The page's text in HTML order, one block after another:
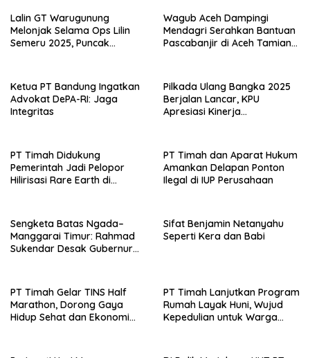
Lalin GT Warugunung
Melonjak Selama Ops Lilin
Semeru 2025, Puncak
Wagub Aceh Dampingi
Mendagri Serahkan Bantuan
Pascabanjir di Aceh Tamiang
Ketua PT Bandung Ingatkan
Advokat DePA-RI: Jaga
Integritas
Pilkada Ulang Bangka 2025
Berjalan Lancar, KPU
Apresiasi Kinerja
PT Timah Didukung
Pemerintah Jadi Pelopor
Hilirisasi Rare Earth di
PT Timah dan Aparat Hukum
Amankan Delapan Ponton
Ilegal di IUP Perusahaan
Sengketa Batas Ngada–
Manggarai Timur: Rahmad
Sukendar Desak Gubernur
Sifat Benjamin Netanyahu
Seperti Kera dan Babi
PT Timah Gelar TINS Half
Marathon, Dorong Gaya
Hidup Sehat dan Ekonomi
PT Timah Lanjutkan Program
Rumah Layak Huni, Wujud
Kepedulian untuk Warga